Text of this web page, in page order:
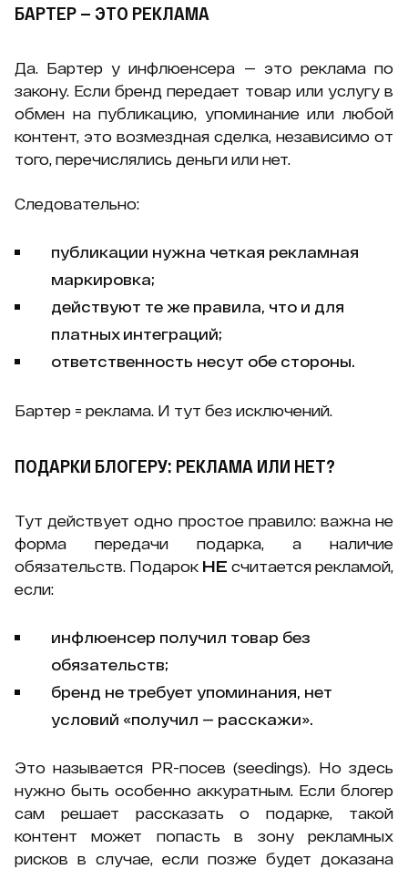
БАРТЕР — ЭТО РЕКЛАМА
Да. Бартер у инфлюенсера — это реклама по
закону. Если бренд передает товар или услугу в
обмен на публикацию, упоминание или любой
контент, это возмездная сделка, независимо от
того, перечислялись деньги или нет.
Следовательно:
публикации нужна четкая рекламная
маркировка;
действуют те же правила, что и для
платных интеграций;
ответственность несут обе стороны.
Бартер = реклама. И тут без исключений.
ПОДАРКИ БЛОГЕРУ: РЕКЛАМА ИЛИ НЕТ?
Тут действует одно простое правило: важна не
форма передачи подарка, а наличие
обязательств. Подарок НЕ считается рекламой,
если:
инфлюенсер получил товар без
обязательств;
бренд не требует упоминания, нет
условий «получил — расскажи».
Это называется PR-посев (seedings). Но здесь
нужно быть особенно аккуратным. Если блогер
сам решает рассказать о подарке, такой
контент может попасть в зону рекламных
рисков в случае, если позже будет доказана